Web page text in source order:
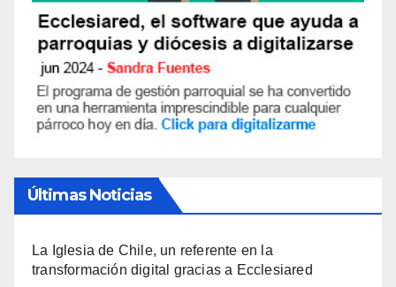
Últimas Noticias
La Iglesia de Chile, un referente en la
transformación digital gracias a Ecclesiared